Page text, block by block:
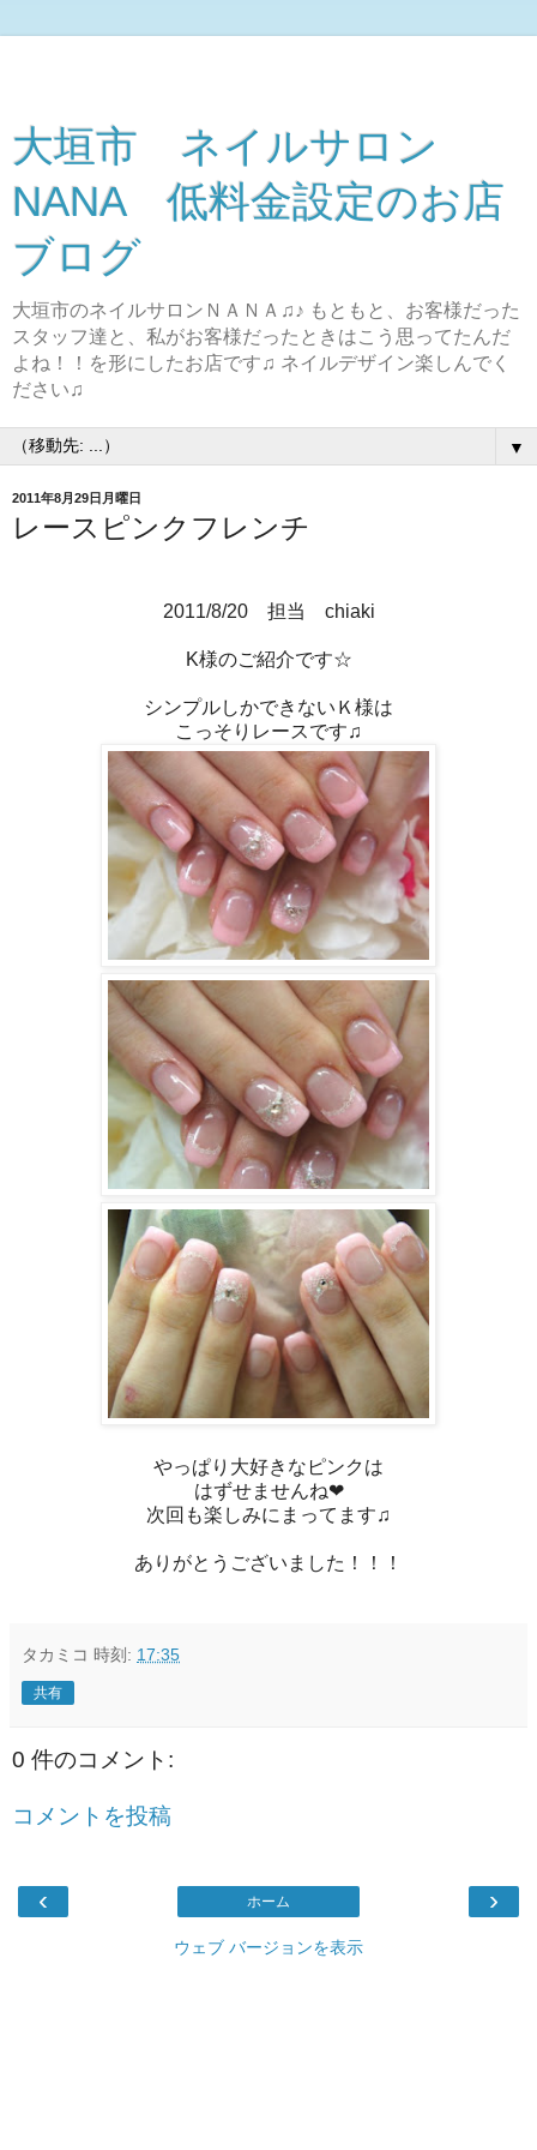
大垣市 ネイルサロン
NANA 低料金設定のお店
ブログ
大垣市のネイルサロンＮＡＮＡ♫♪ もともと、お客様だった
スタッフ達と、私がお客様だったときはこう思ってたんだ
よね！！を形にしたお店です♫ ネイルデザイン楽しんでく
ださい♫
▼
2011年8月29日月曜日
レースピンクフレンチ
2011/8/20 担当 chiaki
K様のご紹介です☆
シンプルしかできないＫ様は
こっそりレースです♫
やっぱり大好きなピンクは
はずせませんね❤
次回も楽しみにまってます♫
ありがとうございました！！！
タカミコ 時刻: 17:35
共有
0 件のコメント:
コメントを投稿
‹ ›
ホーム
ウェブ バージョンを表示